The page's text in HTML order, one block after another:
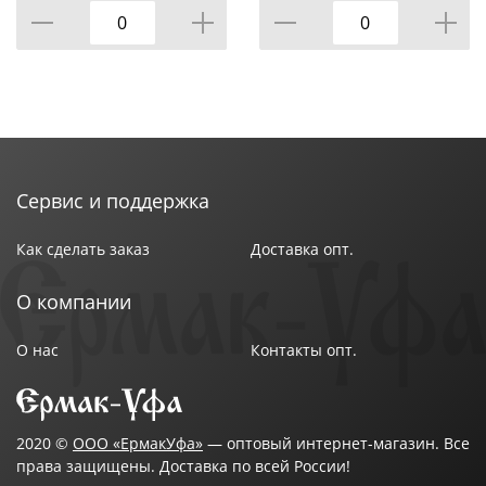
Страна производства : Россия
Сервис и поддержка
Как сделать заказ Доставка опт.
О компании
О нас Контакты опт.
2020 © ООО «ЕрмакУфа» — оптовый интернет-магазин. Все
права защищены. Доставка по всей России!